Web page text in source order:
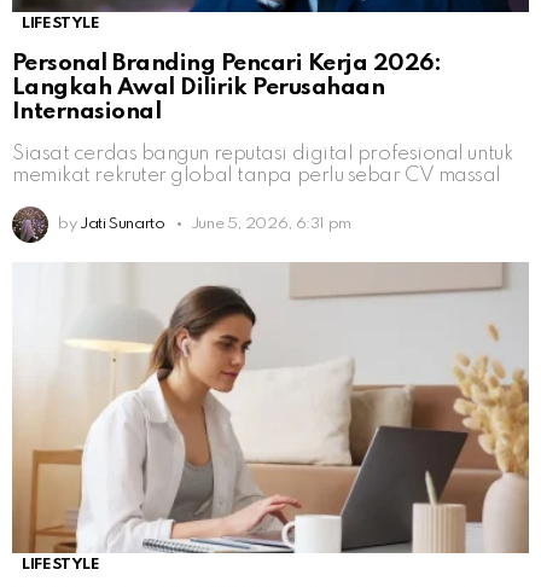
LIFESTYLE
Personal Branding Pencari Kerja 2026:
Langkah Awal Dilirik Perusahaan
Internasional
Siasat cerdas bangun reputasi digital profesional untuk
memikat rekruter global tanpa perlu sebar CV massal
by Jati Sunarto June 5, 2026, 6:31 pm
LIFESTYLE